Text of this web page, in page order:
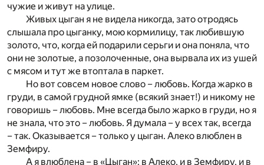
чужие и живут на улице.
Живых цыган я не видела никогда, зато отродясь
слышала про цыганку, мою кормилицу, так любившую
золото, что, когда ей подарили серьги и она поняла, что
они не золотые, а позолоченные, она вырвала их из ушей
с мясом и тут же втоптала в паркет.
Но вот совсем новое слово – любовь. Когда жарко в
груди, в самой грудной ямке (всякий знает!) и никому не
говоришь – любовь. Мне всегда было жарко в груди, но я
не знала, что это – любовь. Я думала – у всех так, всегда
– так. Оказывается – только у цыган. Алеко влюблен в
Земфиру.
А я влюблена – в «Цыган»: в Алеко, и в Земфиру, и в